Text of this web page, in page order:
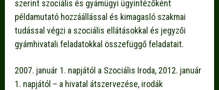
szerint szociális és gyámügyi ügyintézőként
példamutató hozzáállással és kimagasló szakmai
tudással végzi a szociális ellátásokkal és jegyzői
gyámhivatali feladatokkal összefüggő feladatait.
2007. január 1. napjától a Szociális Iroda, 2012. január
1. napjától – a hivatal átszervezése, irodák